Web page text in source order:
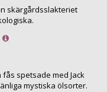
skärgårdsslakteriet
spetsade med Jack
mystiska ölsorter.